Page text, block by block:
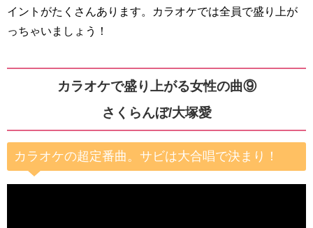
イントがたくさんあります。カラオケでは全員で盛り上が
っちゃいましょう！
カラオケで盛り上がる女性の曲⑨
さくらんぼ/大塚愛
カラオケの超定番曲。サビは大合唱で決まり！